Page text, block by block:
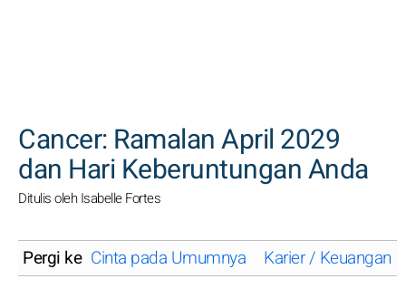
Cancer: Ramalan April 2029
dan Hari Keberuntungan Anda
Ditulis oleh Isabelle Fortes
Pergi ke Cinta pada Umumnya Karier / Keuangan